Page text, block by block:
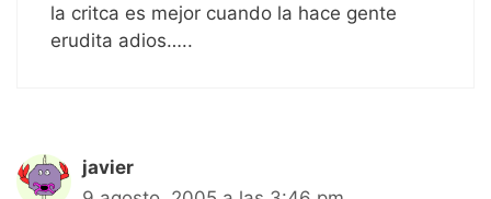
la critca es mejor cuando la hace gente
erudita adios…..
javier